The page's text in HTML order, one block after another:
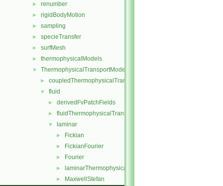
► renumber
► rigidBodyMotion
► sampling
► specieTransfer
► surfMesh
► thermophysicalModels
▼ ThermophysicalTransportModels
► coupledThermophysicalTransportModels
▼ fluid
► derivedFvPatchFields
► fluidThermophysicalTransportModel
▼ laminar
► Fickian
► FickianFourier
► Fourier
► laminarThermophysicalTransportModel
► MaxwellStefan